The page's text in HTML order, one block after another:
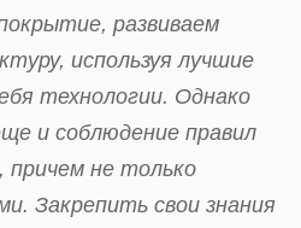
развиваем
используя лучшие
технологии. Однако
и соблюдение правил
причем не только
Закрепить свои знания